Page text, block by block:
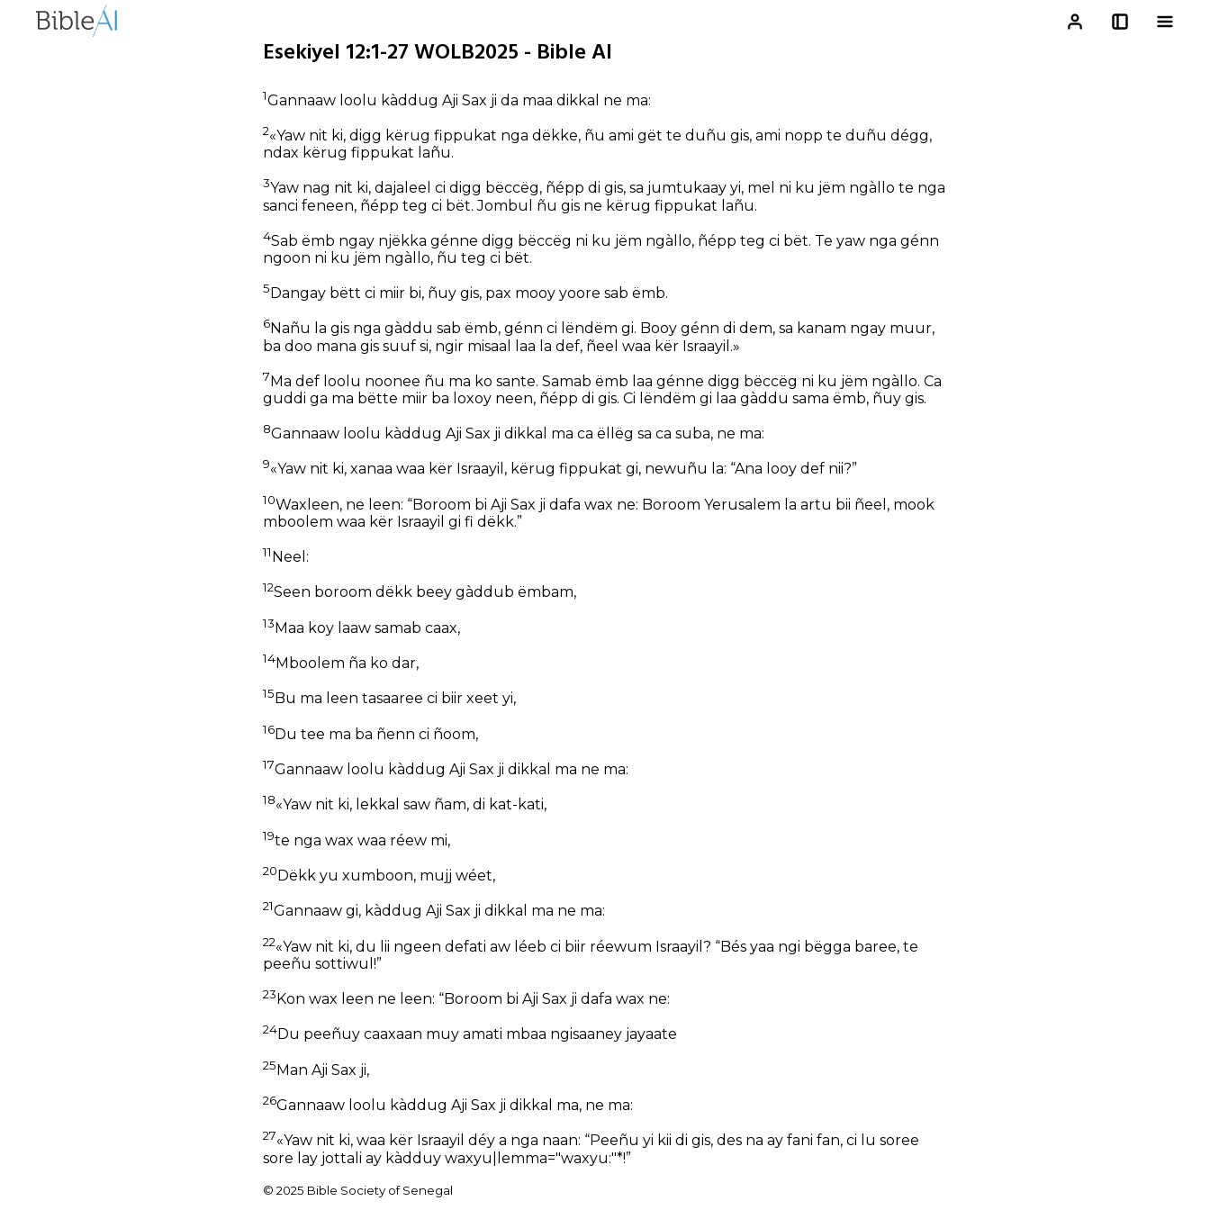
Esekiyel 12:1-27 WOLB2025 - Bible AI
1Gannaaw loolu kàddug Aji Sax ji da maa dikkal ne ma:
2«Yaw nit ki, digg kërug fippukat nga dëkke, ñu ami gët te duñu gis, ami nopp te duñu dégg,
ndax kërug fippukat lañu.
3Yaw nag nit ki, dajaleel ci digg bëccëg, ñépp di gis, sa jumtukaay yi, mel ni ku jëm ngàllo te nga
sanci feneen, ñépp teg ci bët. Jombul ñu gis ne kërug fippukat lañu.
4Sab ëmb ngay njëkka génne digg bëccëg ni ku jëm ngàllo, ñépp teg ci bët. Te yaw nga génn
ngoon ni ku jëm ngàllo, ñu teg ci bët.
5 Dangay bëtt ci miir bi, ñuy gis, pax mooy yoore sab ëmb.
6Nañu la gis nga gàddu sab ëmb, génn ci lëndëm gi. Booy génn di dem, sa kanam ngay muur,
ba doo mana gis suuf si, ngir misaal laa la def, ñeel waa kër Israayil.»
7Ma def loolu noonee ñu ma ko sante. Samab ëmb laa génne digg bëccëg ni ku jëm ngàllo. Ca
guddi ga ma bëtte miir ba loxoy neen, ñépp di gis. Ci lëndëm gi laa gàddu sama ëmb, ñuy gis.
8Gannaaw loolu kàddug Aji Sax ji dikkal ma ca ëllëg sa ca suba, ne ma:
9«Yaw nit ki, xanaa waa kër Israayil, kërug fippukat gi, newuñu la: “Ana looy def nii?”
10Waxleen, ne leen: “Boroom bi Aji Sax ji dafa wax ne: Boroom Yerusalem la artu bii ñeel, mook
mboolem waa kër Israayil gi fi dëkk.”
11 Neel:
12Seen boroom dëkk beey gàddub ëmbam,
13Maa koy laaw samab caax,
14Mboolem ña ko dar,
15 Bu ma leen tasaaree ci biir xeet yi,
16Du tee ma ba ñenn ci ñoom,
17Gannaaw loolu kàddug Aji Sax ji dikkal ma ne ma:
18«Yaw nit ki, lekkal saw ñam, di kat-kati,
19te nga wax waa réew mi,
20 Dëkk yu xumboon, mujj wéet,
21Gannaaw gi, kàddug Aji Sax ji dikkal ma ne ma:
22«Yaw nit ki, du lii ngeen defati aw léeb ci biir réewum Israayil? “Bés yaa ngi bëgga baree, te
peeñu sottiwul!”
23 Kon wax leen ne leen: “Boroom bi Aji Sax ji dafa wax ne:
24Du peeñuy caaxaan muy amati mbaa ngisaaney jayaate
25Man Aji Sax ji,
26Gannaaw loolu kàddug Aji Sax ji dikkal ma, ne ma:
27«Yaw nit ki, waa kër Israayil déy a nga naan: “Peeñu yi kii di gis, des na ay fani fan, ci lu soree
sore lay jottali ay kàdduy waxyu|lemma="waxyu:"*!”
© 2025 Bible Society of Senegal